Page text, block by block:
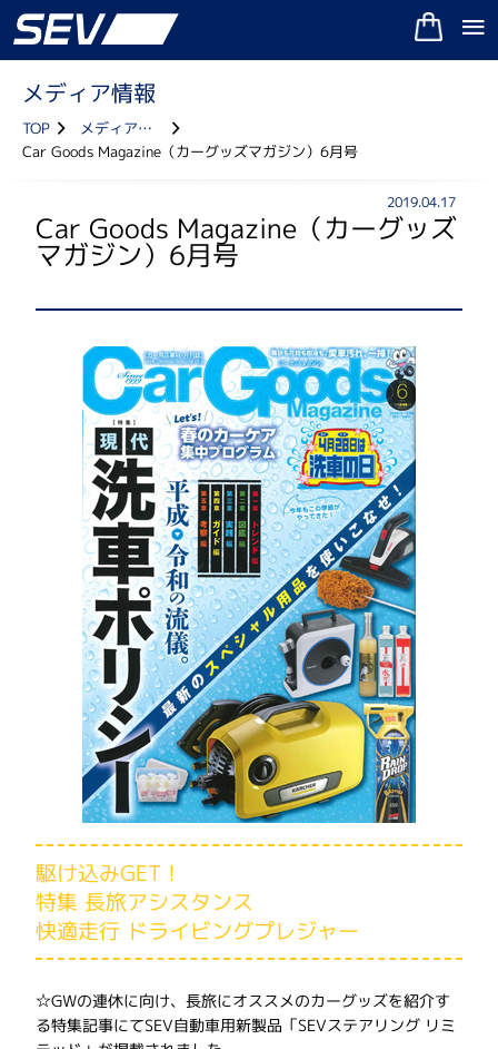
メディア情報
TOP
メディア情報
Car Goods Magazine（カーグッズマガジン）6月号
Car Goods Magazine（カーグッズ
マガジン）6月号
2019.04.17
駆け込みGET！
特集 長旅アシスタンス
快適走行 ドライビングプレジャー
☆GWの連休に向け、長旅にオススメのカーグッズを紹介す
る特集記事にてSEV自動車用新製品「SEVステアリング リミ